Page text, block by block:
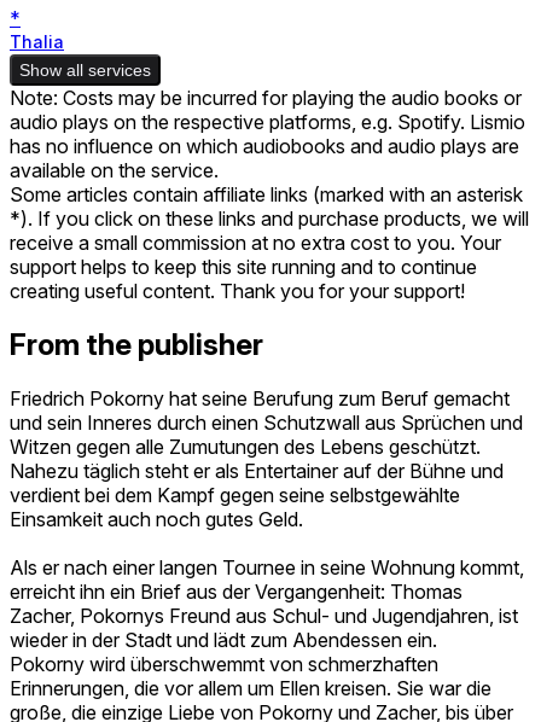
*
Thalia
Show all services
Note: Costs may be incurred for playing the audio books or
audio plays on the respective platforms, e.g. Spotify. Lismio
has no influence on which audiobooks and audio plays are
available on the service.
Some articles contain affiliate links (marked with an asterisk
*). If you click on these links and purchase products, we will
receive a small commission at no extra cost to you. Your
support helps to keep this site running and to continue
creating useful content. Thank you for your support!
From the publisher
Friedrich Pokorny hat seine Berufung zum Beruf gemacht
und sein Inneres durch einen Schutzwall aus Sprüchen und
Witzen gegen alle Zumutungen des Lebens geschützt.
Nahezu täglich steht er als Entertainer auf der Bühne und
verdient bei dem Kampf gegen seine selbstgewählte
Einsamkeit auch noch gutes Geld.
Als er nach einer langen Tournee in seine Wohnung kommt,
erreicht ihn ein Brief aus der Vergangenheit: Thomas
Zacher, Pokornys Freund aus Schul- und Jugendjahren, ist
wieder in der Stadt und lädt zum Abendessen ein.
Pokorny wird überschwemmt von schmerzhaften
Erinnerungen, die vor allem um Ellen kreisen. Sie war die
große, die einzige Liebe von Pokorny und Zacher, bis über